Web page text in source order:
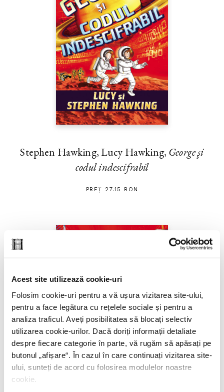
Acest site utilizează cookie-uri
Folosim cookie-uri pentru a vă ușura vizitarea site-ului,
pentru a face legătura cu rețelele sociale și pentru a
analiza traficul. Aveți posibilitatea să blocați selectiv
utilizarea cookie-urilor. Dacă doriți informații detaliate
despre fiecare categorie în parte, vă rugăm să apăsați pe
butonul „ afișare“. În cazul în care continuați vizitarea site-
ului, sunteți de acord cu folosirea modulelor noastre
cookie.
Stephen Hawking, Lucy Hawking, George şi
codul indescifrabil
PREȚ 27.15 RON